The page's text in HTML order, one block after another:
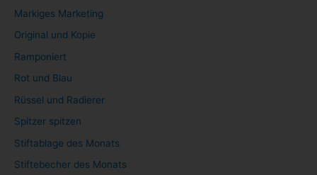
Markiges Marketing
Original und Kopie
Ramponiert
Rot und Blau
Rüssel und Radierer
Spitzer spitzen
Stiftablage des Monats
Stiftebecher des Monats